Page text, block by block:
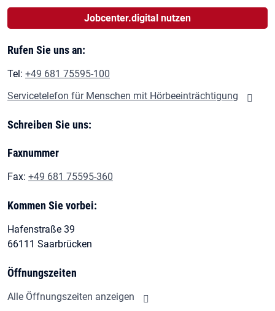
Jobcenter.digital nutzen
Rufen Sie uns an:
Tel: +49 681 75595-100
Servicetelefon für Menschen mit Hörbeeinträchtigung
Schreiben Sie uns:
Faxnummer
Fax: +49 681 75595-360
Kommen Sie vorbei:
Hafenstraße 39
66111 Saarbrücken
Öffnungszeiten
Alle Öffnungszeiten anzeigen